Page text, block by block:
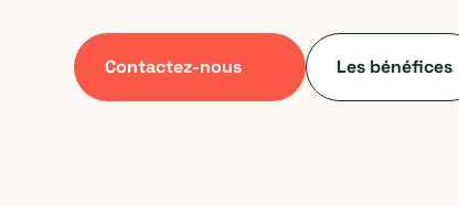
Contactez-nous Les bénéfices